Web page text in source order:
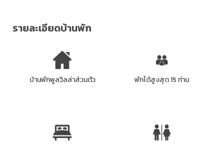
รายละเอียดบ้านพัก
บ้านพักพูลวิลล่าส่วนตัว พักได้สูงสุด 15 ท่าน